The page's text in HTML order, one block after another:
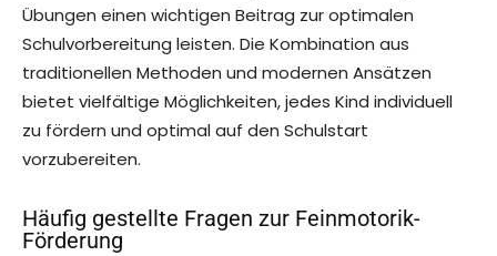
Übungen einen wichtigen Beitrag zur optimalen
Schulvorbereitung leisten. Die Kombination aus
traditionellen Methoden und modernen Ansätzen
bietet vielfältige Möglichkeiten, jedes Kind individuell
zu fördern und optimal auf den Schulstart
vorzubereiten.
Häufig gestellte Fragen zur Feinmotorik-
Förderung